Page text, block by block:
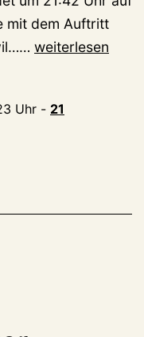
mit dem Auftritt
Eine
(Tanz
weiterlesen
Uhr - 21